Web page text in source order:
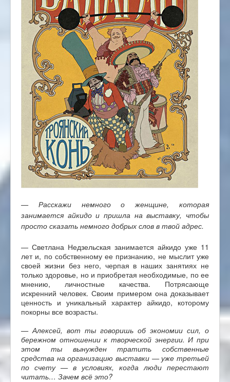
— Расскажи немного о женщине, которая
занимается айкидо и пришла на выставку, чтобы
просто сказать немного добрых слов в твой адрес.
— Светлана Недзельская занимается айкидо уже 11
лет и, по собственному ее признанию, не мыслит уже
своей жизни без него, черпая в наших занятиях не
только здоровье, но и приобретая необходимые, по ее
мнению, личностные качества. Потрясающе
искренний человек. Своим примером она доказывает
ценность и уникальный характер айкидо, которому
покорны все возрасты.
— Алексей, вот ты говоришь об экономии сил, о
бережном отношении к творческой энергии. И при
этом ты вынужден тратить собственные
средства на организацию выставки — уже третьей
по счету — в условиях, когда люди перестают
читать… Зачем всё это?